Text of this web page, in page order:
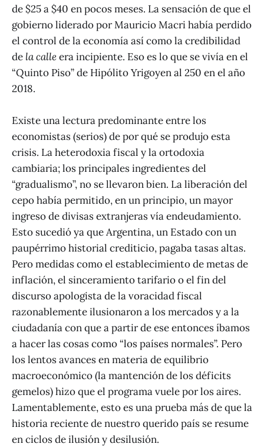
de $25 a $40 en pocos meses. La sensación de que el
gobierno liderado por Mauricio Macri había perdido
el control de la economía así como la credibilidad
de la calleera incipiente. Eso es lo que se vivía en el
“Quinto Piso” de Hipólito Yrigoyen al 250 en el año
2018.
Existe una lectura predominante entre los
economistas (serios) de por qué se produjo esta
crisis. La heterodoxia fiscal y la ortodoxia
cambiaria; los principales ingredientes del
“gradualismo”, no se llevaron bien. La liberación del
cepo había permitido, en un principio, un mayor
ingreso de divisas extranjeras vía endeudamiento.
Esto sucedió ya que Argentina, un Estado con un
paupérrimo historial crediticio, pagaba tasas altas.
Pero medidas como el establecimiento de metas de
inflación, el sinceramiento tarifario o el fin del
discurso apologista de la voracidad fiscal
razonablemente ilusionaron a los mercados y a la
ciudadanía con que a partir de ese entonces íbamos
a hacer las cosas como “los países normales”. Pero
los lentos avances en materia de equilibrio
macroeconómico (la mantención de los déficits
gemelos) hizo que el programa vuele por los aires.
Lamentablemente, esto es una prueba más de que la
historia reciente de nuestro querido país se resume
en ciclos de ilusión y desilusión.